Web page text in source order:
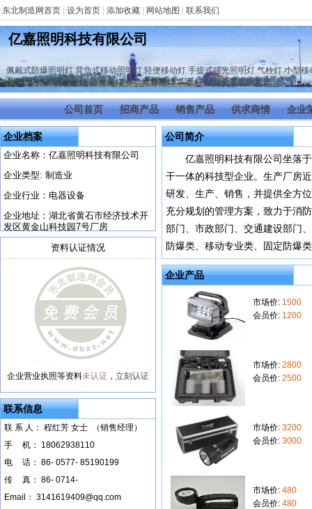
东北制造网首页 设为首页 添加收藏 网站地图 联系我们
亿嘉照明科技有限公司
佩戴式防爆照明灯,背负式移动照明灯,轻便移动灯,手提式强光照明灯,气柱灯,小型移
便携式防水防爆强光灯,防水头灯,多功能探照灯,头盔灯,防爆全景照明系统
公司首页 招商产品 销售产品 供求商情 企业
企业档案
企业名称：亿嘉照明科技有限公司
企业类型: 制造业
企业行业：电器设备
企业地址：湖北省黄石市经济技术开
发区黄金山科技园7号厂房
资料认证情况
企业营业执照等资料未认证 ， 立刻认证
联系信息
联 系 人： 程红芳 女士 （销售经理）
手
机： 18062938110
电
话： 86- 0577- 85190199
传
真： 86- 0714-
Email： 3141619409@qq.com
公司简介
亿嘉照明科技有限公司坐落
干一体的科技型企业。生产厂房
研发、生产、销售，并提供全方
充分规划的管理方案，致力于消
部门、市政部门、交通建设部门
防爆类、移动专业类、固定防爆
企业产品
市场价: 1500
会员价: 1200
市场价: 2800
会员价: 2500
市场价: 3200
会员价: 3000
市场价: 480
会员价: 480